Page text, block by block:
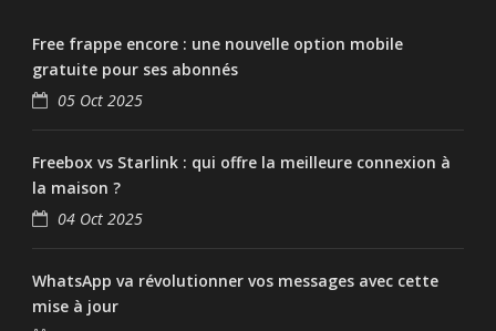
Free frappe encore : une nouvelle option mobile
gratuite pour ses abonnés
05 Oct 2025
Freebox vs Starlink : qui offre la meilleure connexion à
la maison ?
04 Oct 2025
WhatsApp va révolutionner vos messages avec cette
mise à jour